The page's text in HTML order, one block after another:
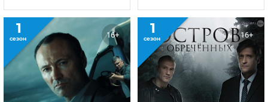
1
сезон 16+ 1
сезон 16+